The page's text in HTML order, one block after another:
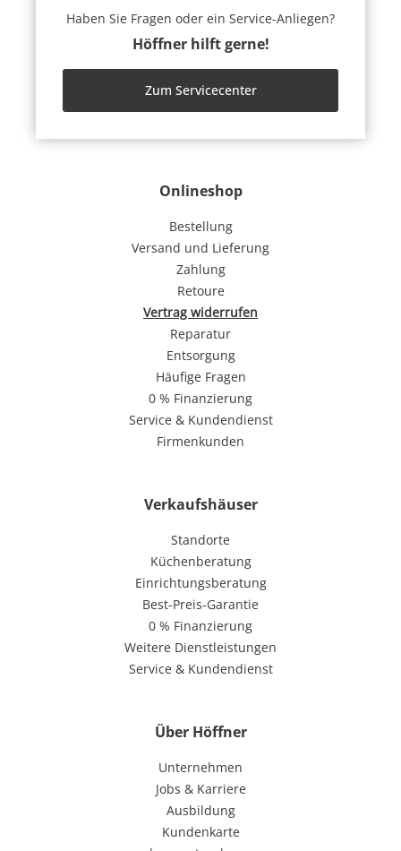
Onlineshop
Bestellung
Versand und Lieferung
Zahlung
Retoure
Vertrag widerrufen
Reparatur
Entsorgung
Häufige Fragen
0 % Finanzierung
Service & Kundendienst
Firmenkunden
Verkaufshäuser
Standorte
Küchenberatung
Einrichtungsberatung
Best-Preis-Garantie
0 % Finanzierung
Weitere Dienstleistungen
Service & Kundendienst
Über Höffner
Unternehmen
Jobs & Karriere
Ausbildung
Kundenkarte
Haben Sie Fragen oder ein Service-Anliegen?
Höffner hilft gerne!
Zum Servicecenter